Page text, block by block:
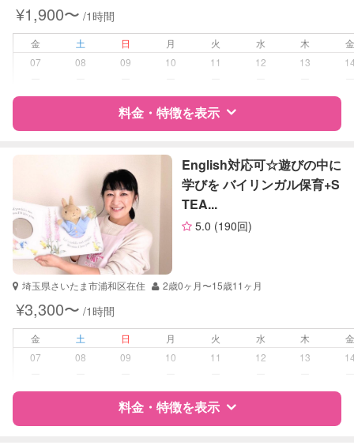
学校/塾の補習・宿題
中学生
高校生
対応科目
国語
算数
理科
生物
日本史
倫理
政治経済
¥1,900〜 /1時間
金 土 日 月 火 水 木
07
08 09 10 11 12 13
料金・特徴を表示
料金 レビュー
サポートの特徴
資格 自治体届出済ベビーシッター
受験対策
小学校受験
学校/塾の補習・宿題
小学生
中学生
対応科目
国語
算数
英語
English対応可☆遊びの中に
学びを バイリンガル保育+S
TEA...
5.0 (190回)
埼玉県さいたま市浦和区在住 2歳0ヶ月〜15歳11ヶ月
¥3,300〜 /1時間
金 土 日 月 火 水 木
07
08 09 10 11 12 13
料金・特徴を表示